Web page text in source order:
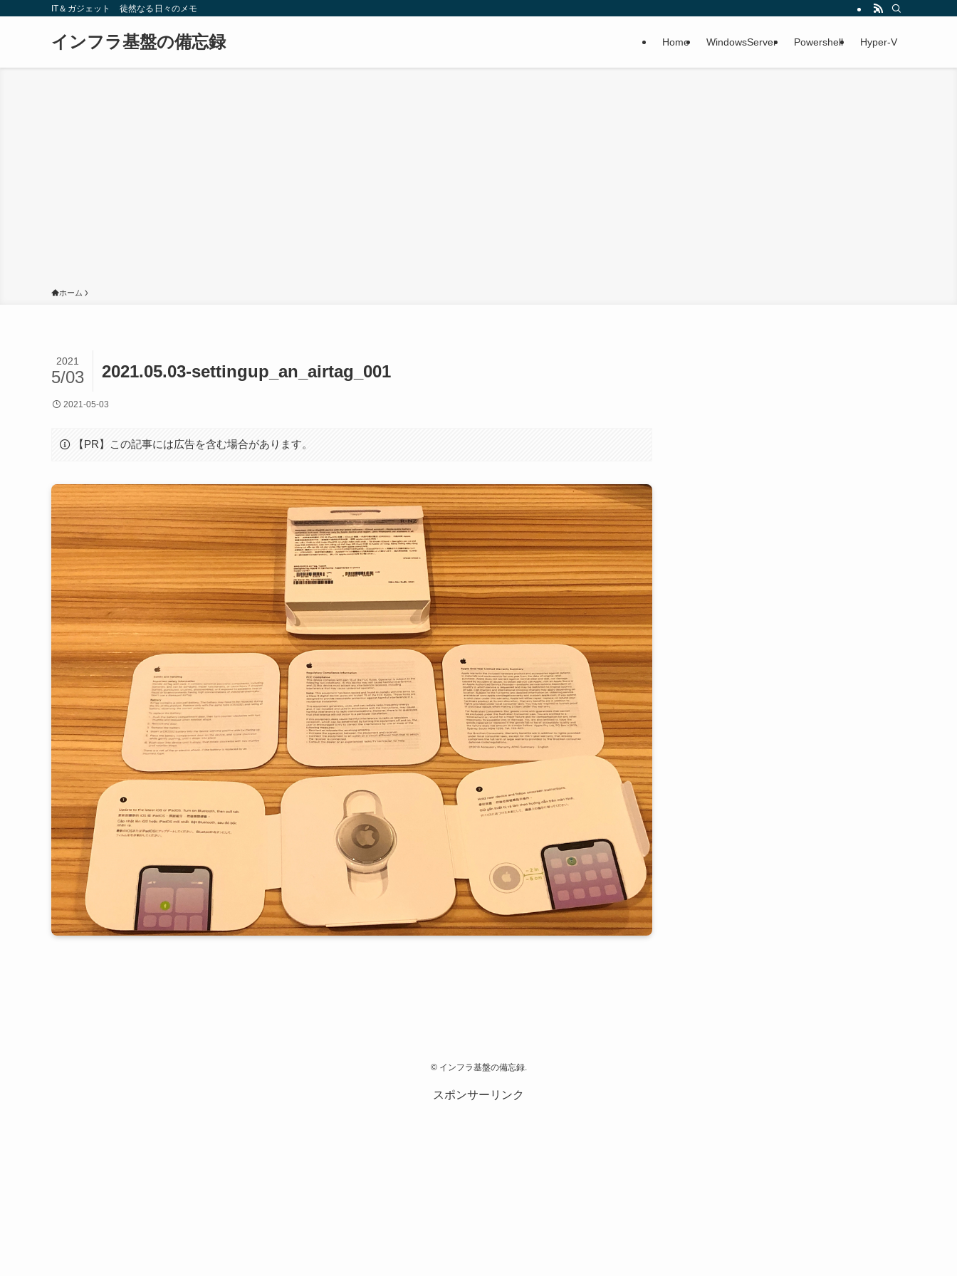
IT＆ガジェット 徒然なる日々のメモ
インフラ基盤の備忘録 Home WindowsServer Powershell Hyper-V
ホーム
2021.05.03-settingup_an_airtag_001
2021
5/03
2021-05-03
【PR】この記事には広告を含む場合があります。
©インフラ基盤の備忘録.
スポンサーリンク